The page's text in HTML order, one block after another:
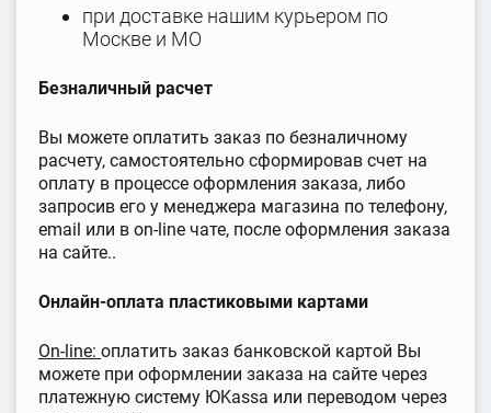
при доставке нашим курьером по
Москве и МО
Безналичный расчет
Вы можете оплатить заказ по безналичному
расчету, самостоятельно сформировав счет на
оплату в процессе оформления заказа, либо
запросив его у менеджера магазина по телефону,
email или в on-line чате, после оформления заказа
на сайте..
Онлайн-оплата пластиковыми картами
On-line: оплатить заказ банковской картой Вы
можете при оформлении заказа на сайте через
платежную систему ЮKassa или переводом через